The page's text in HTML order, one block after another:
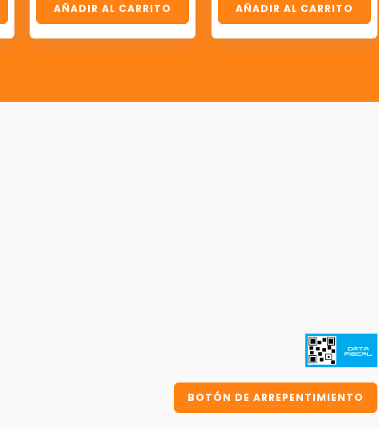
AÑADIR AL CARRITO AÑADIR AL CARRITO
BOTÓN DE ARREPENTIMIENTO